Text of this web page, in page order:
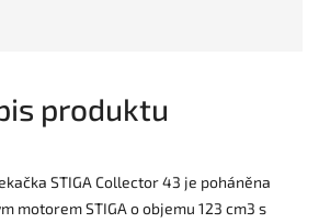
produktu
STIGA Collector 43 je poháněna
motorem STIGA o objemu 123 cm3 s